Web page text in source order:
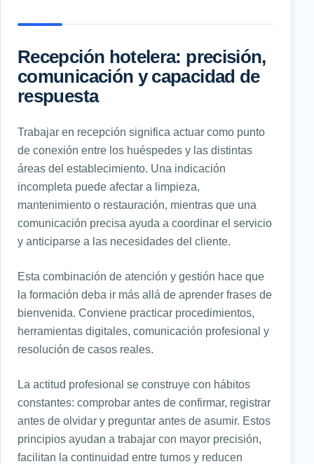
Recepción hotelera: precisión,
comunicación y capacidad de
respuesta
Trabajar en recepción significa actuar como punto
de conexión entre los huéspedes y las distintas
áreas del establecimiento. Una indicación
incompleta puede afectar a limpieza,
mantenimiento o restauración, mientras que una
comunicación precisa ayuda a coordinar el servicio
y anticiparse a las necesidades del cliente.
Esta combinación de atención y gestión hace que
la formación deba ir más allá de aprender frases de
bienvenida. Conviene practicar procedimientos,
herramientas digitales, comunicación profesional y
resolución de casos reales.
La actitud profesional se construye con hábitos
constantes: comprobar antes de confirmar, registrar
antes de olvidar y preguntar antes de asumir. Estos
principios ayudan a trabajar con mayor precisión,
facilitan la continuidad entre turnos y reducen